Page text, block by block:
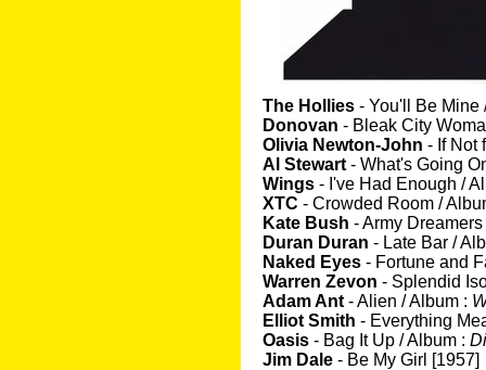
The Hollies - You'll Be Mine
Donovan - Bleak City
Olivia Newton-John - If Not
Al Stewart - What's Going
Wings - I've Had Enough /
XTC - Crowded Room /
Kate Bush - Army
Duran Duran - Late Bar /
Naked Eyes - Fortune and
Warren Zevon - Splendid
Adam Ant - Alien / Album :
Elliot Smith - Everything
Oasis - Bag It Up / Album :
Jim Dale - Be My Girl [1957]